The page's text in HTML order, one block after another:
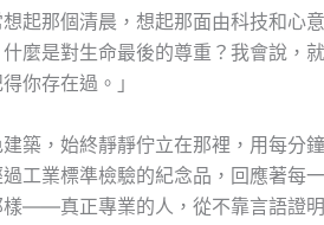
起那個清晨，想起那面由科技和心
麼是對生命最後的尊重？我會說，
你存在過。」
築，始終靜靜佇立在那裡，用每分
工業標準檢驗的紀念品，回應著每
樣——真正專業的人，從不靠言語證